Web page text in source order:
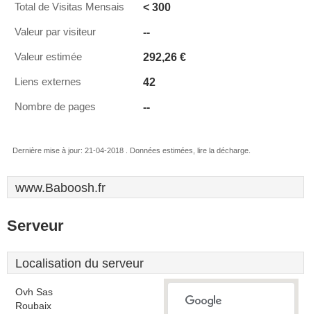
Total de Visitas Mensais < 300
Valeur par visiteur --
Valeur estimée 292,26 €
Liens externes 42
Nombre de pages --
Dernière mise à jour: 21-04-2018 . Données estimées, lire la décharge.
www.Baboosh.fr
Serveur
Localisation du serveur
Ovh Sas
Roubaix